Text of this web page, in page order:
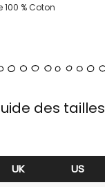
100 % Coton
des tailles
UK US